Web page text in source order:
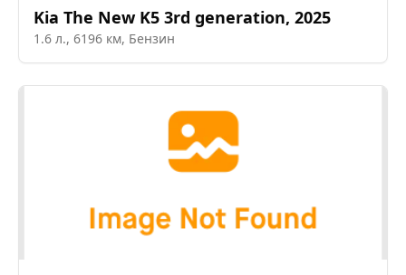
Kia The New K5 3rd generation, 2025
1.6 л., 6196 км, Бензин